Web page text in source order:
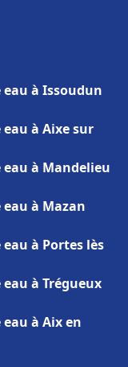
à Issoudun
à Aixe sur
à Mandelieu
à Mazan
à Portes lès
à Trégueux
à Aix en